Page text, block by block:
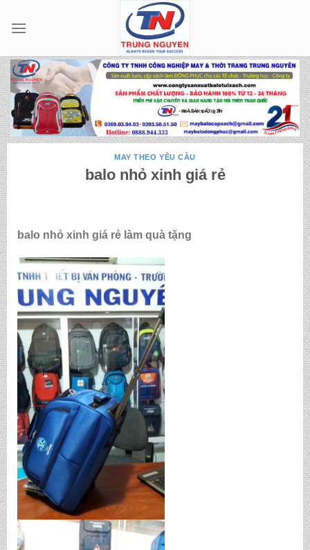
MAY THEO YÊU CẦU
balo nhỏ xinh giá rẻ
balo nhỏ xinh giá rẻ làm quà tặng